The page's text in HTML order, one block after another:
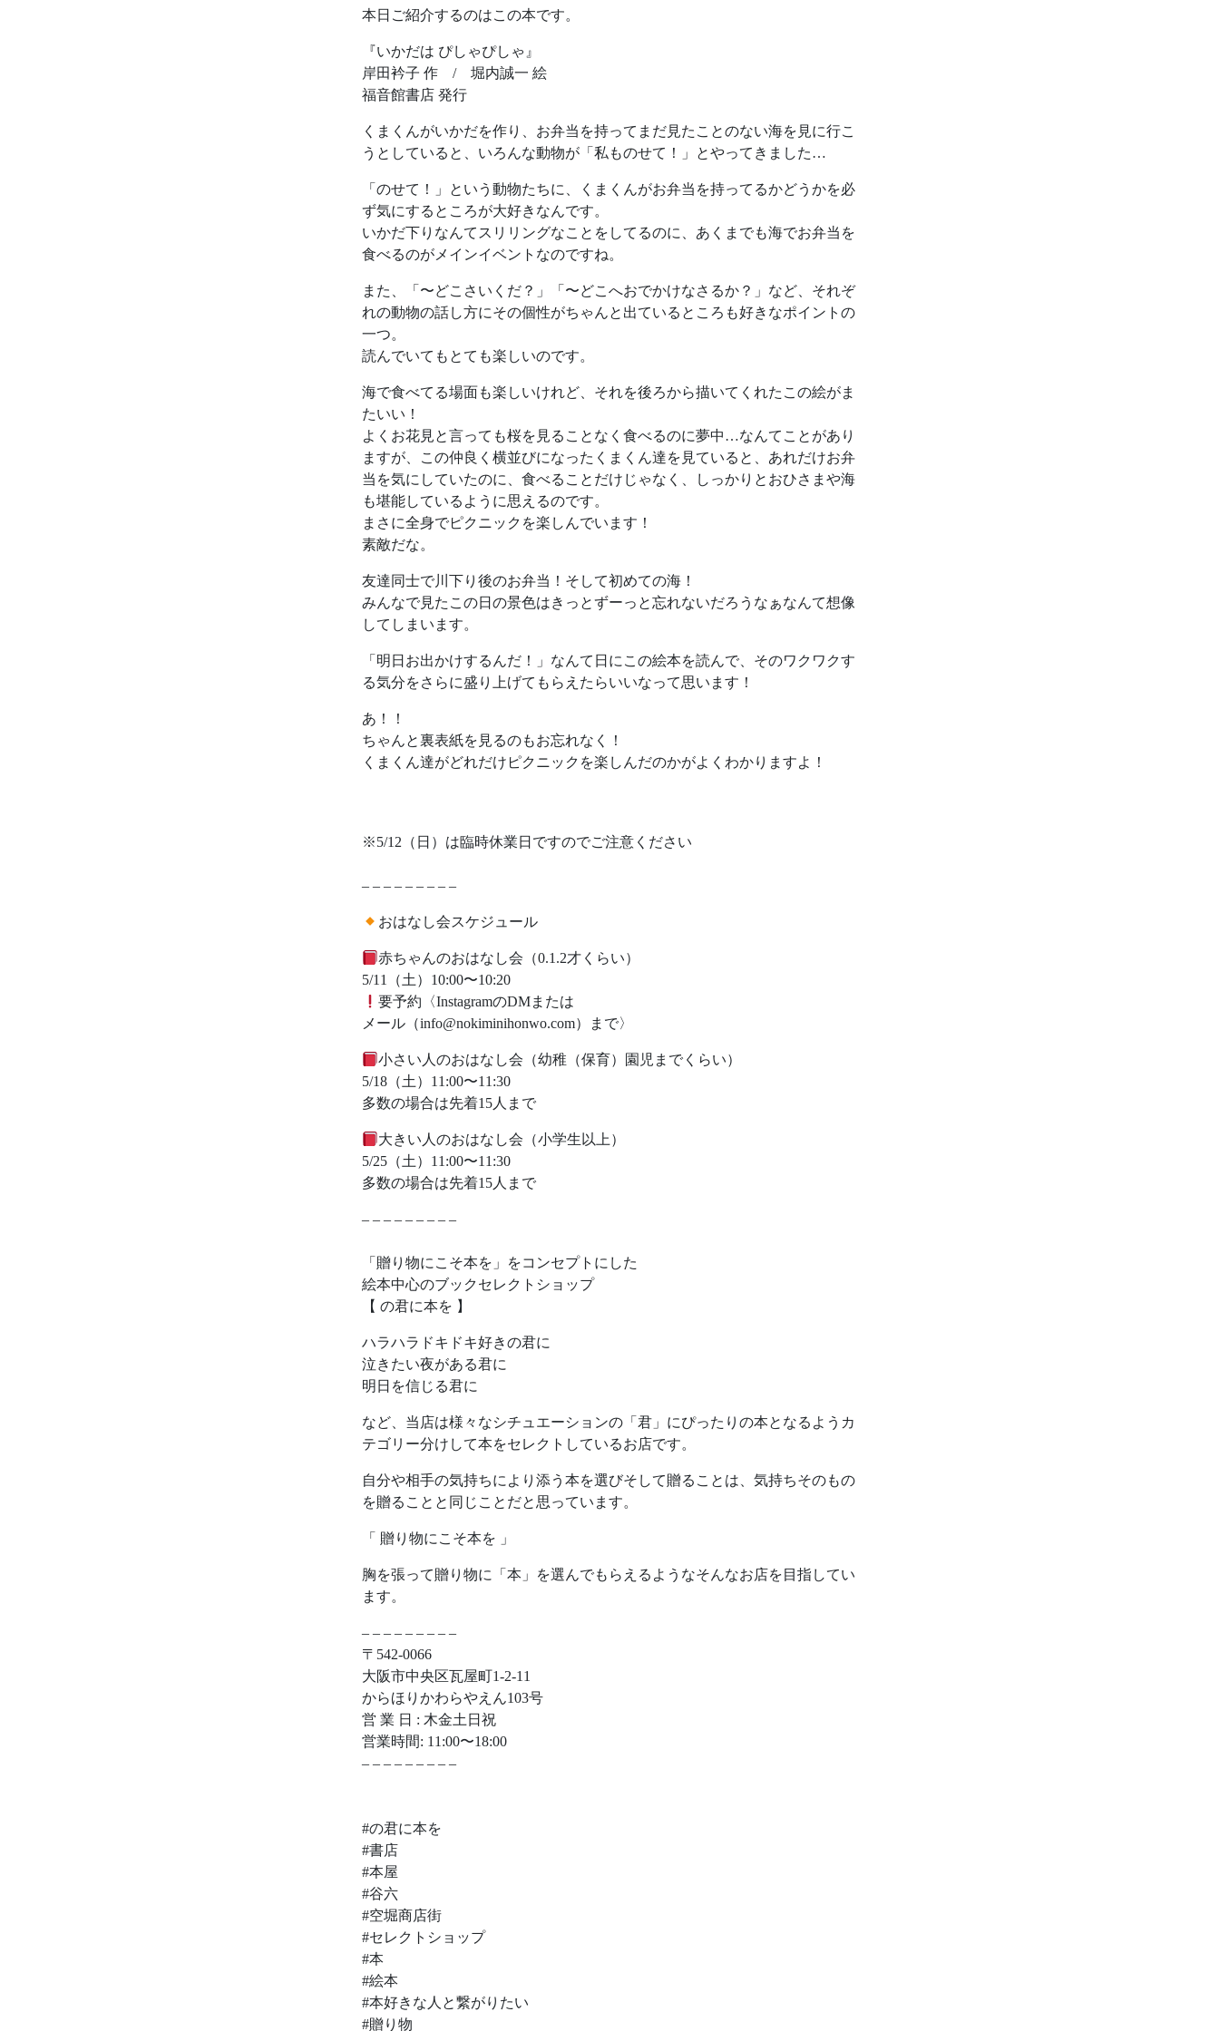
本日ご紹介するのはこの本です。
『いかだは ぴしゃぴしゃ』
岸田衿子 作 / 堀内誠一 絵
福音館書店 発行
くまくんがいかだを作り、お弁当を持ってまだ見たことのない海を見に行こ
うとしていると、いろんな動物が「私ものせて！」とやってきました…
「のせて！」という動物たちに、くまくんがお弁当を持ってるかどうかを必
ず気にするところが大好きなんです。
いかだ下りなんてスリリングなことをしてるのに、あくまでも海でお弁当を
食べるのがメインイベントなのですね。
また、「〜どこさいくだ？」「〜どこへおでかけなさるか？」など、それぞ
れの動物の話し方にその個性がちゃんと出ているところも好きなポイントの
一つ。
読んでいてもとても楽しいのです。
海で食べてる場面も楽しいけれど、それを後ろから描いてくれたこの絵がま
たいい！
よくお花見と言っても桜を見ることなく食べるのに夢中…なんてことがあり
ますが、この仲良く横並びになったくまくん達を見ていると、あれだけお弁
当を気にしていたのに、食べることだけじゃなく、しっかりとおひさまや海
も堪能しているように思えるのです。
まさに全身でピクニックを楽しんでいます！
素敵だな。
友達同士で川下り後のお弁当！そして初めての海！
みんなで見たこの日の景色はきっとずーっと忘れないだろうなぁなんて想像
してしまいます。
「明日お出かけするんだ！」なんて日にこの絵本を読んで、そのワクワクす
る気分をさらに盛り上げてもらえたらいいなって思います！
あ！！
ちゃんと裏表紙を見るのもお忘れなく！
くまくん達がどれだけピクニックを楽しんだのかがよくわかりますよ！
※5/12（日）は臨時休業日ですのでご注意ください
– – – – – – – – –
おはなし会スケジュール
赤ちゃんのおはなし会（0.1.2才くらい）
5/11（土）10:00〜10:20
要予約〈InstagramのDMまたは
メール（info@nokiminihonwo.com）まで〉
小さい人のおはなし会（幼稚（保育）園児までくらい）
5/18（土）11:00〜11:30
多数の場合は先着15人まで
大きい人のおはなし会（小学生以上）
5/25（土）11:00〜11:30
多数の場合は先着15人まで
– – – – – – – – –
「贈り物にこそ本を」をコンセプトにした
絵本中心のブックセレクトショップ
【 の君に本を 】
ハラハラドキドキ好きの君に
泣きたい夜がある君に
明日を信じる君に
など、当店は様々なシチュエーションの「君」にぴったりの本となるようカ
テゴリー分けして本をセレクトしているお店です。
自分や相手の気持ちにより添う本を選びそして贈ることは、気持ちそのもの
を贈ることと同じことだと思っています。
「 贈り物にこそ本を 」
胸を張って贈り物に「本」を選んでもらえるようなそんなお店を目指してい
ます。
– – – – – – – – –
〒542-0066
大阪市中央区瓦屋町1-2-11
からほりかわらやえん103号
営 業 日 : 木金土日祝
営業時間: 11:00〜18:00
– – – – – – – – –
#の君に本を
#書店
#本屋
#谷六
#空堀商店街
#セレクトショップ
#本
#絵本
#本好きな人と繋がりたい
#贈り物